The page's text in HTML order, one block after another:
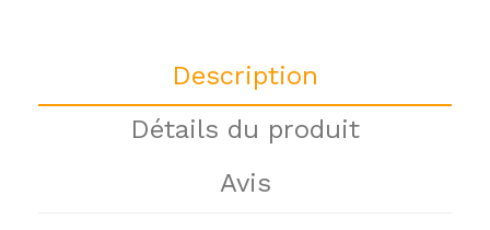
Description
Détails du produit
Avis